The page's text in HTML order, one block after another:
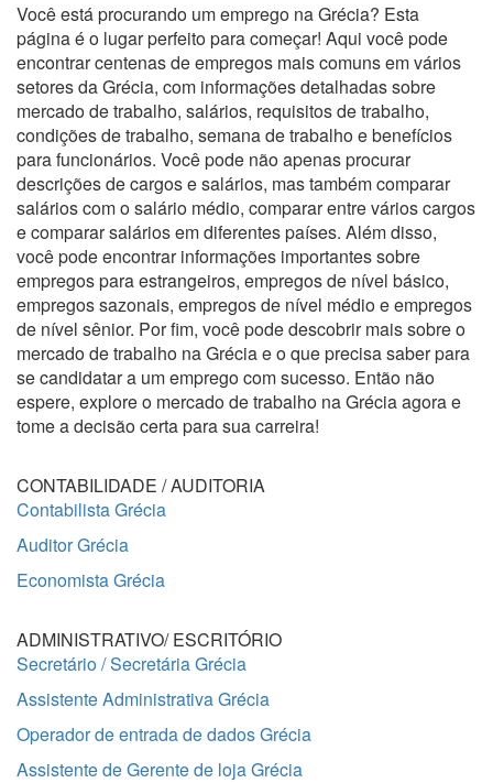
Você está procurando um emprego na Grécia? Esta
página é o lugar perfeito para começar! Aqui você pode
encontrar centenas de empregos mais comuns em vários
setores da Grécia, com informações detalhadas sobre
mercado de trabalho, salários, requisitos de trabalho,
condições de trabalho, semana de trabalho e benefícios
para funcionários. Você pode não apenas procurar
descrições de cargos e salários, mas também comparar
salários com o salário médio, comparar entre vários cargos
e comparar salários em diferentes países. Além disso,
você pode encontrar informações importantes sobre
empregos para estrangeiros, empregos de nível básico,
empregos sazonais, empregos de nível médio e empregos
de nível sênior. Por fim, você pode descobrir mais sobre o
mercado de trabalho na Grécia e o que precisa saber para
se candidatar a um emprego com sucesso. Então não
espere, explore o mercado de trabalho na Grécia agora e
tome a decisão certa para sua carreira!
CONTABILIDADE / AUDITORIA
Contabilista Grécia
Auditor Grécia
Economista Grécia
ADMINISTRATIVO/ ESCRITÓRIO
Secretário / Secretária Grécia
Assistente Administrativa Grécia
Operador de entrada de dados Grécia
Assistente de Gerente de loja Grécia